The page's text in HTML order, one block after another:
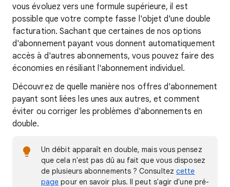
vous évoluez vers une formule supérieure, il est
possible que votre compte fasse l'objet d'une double
facturation. Sachant que certaines de nos options
d'abonnement payant vous donnent automatiquement
accès à d'autres abonnements, vous pouvez faire des
économies en résiliant l'abonnement individuel.
Découvrez de quelle manière nos offres d'abonnement
payant sont liées les unes aux autres, et comment
éviter ou corriger les problèmes d'abonnements en
double.
Un débit apparaît en double, mais vous pensez
que cela n'est pas dû au fait que vous disposez
de plusieurs abonnements ? Consultez cette
page pour en savoir plus. Il peut s'agir d'une pré-